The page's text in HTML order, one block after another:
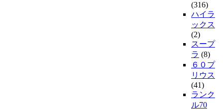
(316)
ハイラ
ックス
(2)
スープ
ラ (8)
６０プ
リウス
(41)
ランク
ル70